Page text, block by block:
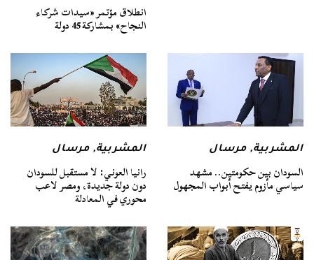
انطلاق مؤتمر «سيدات شركاء
النجاح» بمشاركة 45 دولة
المشربية,مرسال
السودان بين حكومتين.. مشهد
سياسي مأزوم يفتح أبواب المجهول
المشربية,مرسال
رانيا العوني: لا مستقبل للسودان
دون دولة جديدة، ومصر لاعب
محوري في المعادلة